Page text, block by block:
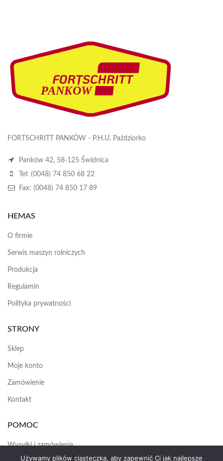
FORTSCHRITT PANKÓW - P.H.U. Paździorko
Panków 42, 58-125 Świdnica
Tel: (0048) 74 850 68 22
Fax: (0048) 74 850 17 89
HEMAS
O firmie
Serwis maszyn rolniczych
Produkcja
Regulamin
Polityka prywatności
STRONY
Sklep
Moje konto
Zamówienie
Kontakt
POMOC
Wysyłki i zamówienia
Używamy plików ciasteczka, aby zapewnić Ci jak najlepsze